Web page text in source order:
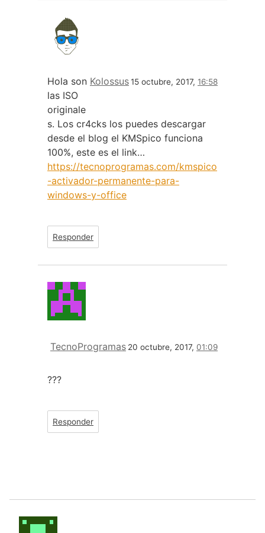
Kolossus15 octubre, 2017, 16:58
Hola son
las ISO
originale
s. Los cr4cks los puedes descargar
desde el blog el KMSpico funciona
100%, este es el link…
https://tecnoprogramas.com/kmspico
-activador-permanente-para-
windows-y-office
Responder
TecnoProgramas 20 octubre, 2017, 01:09
???
Responder